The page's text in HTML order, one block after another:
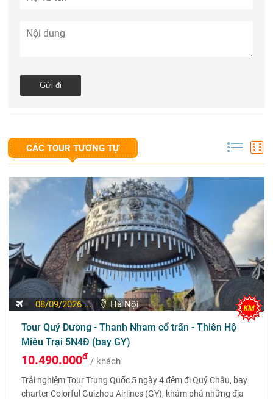
CÁC TOUR TƯƠNG TỰ
08/09/2026 ... Hà Nội
Tour Quý Dương - Thanh Nham cổ trấn - Thiên Hộ
Miêu Trại 5N4Đ (bay GY)
10.490.000đ / khách
Trải nghiệm Tour Trung Quốc 5 ngày 4 đêm đi Quý Châu, bay
charter Colorful Guizhou Airlines (GY), khám phá những địa